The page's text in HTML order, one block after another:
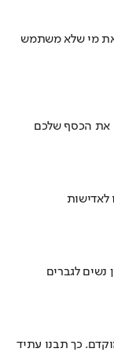
את מי שלא משתמש
את הכסף שלכם
לאדישות
נשים לגברים
כך תבנו עתיד